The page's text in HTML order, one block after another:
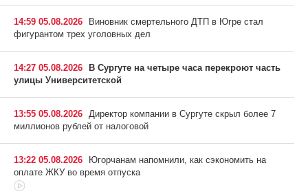
14:59 05.08.2026
Виновник смертельного ДТП в Югре стал
фигурантом трех уголовных дел
14:27 05.08.2026
В Сургуте на четыре часа перекроют часть
улицы Университетской
13:55 05.08.2026 Директор компании в Сургуте скрыл более 7
миллионов рублей от налоговой
13:22 05.08.2026
Югорчанам напомнили, как сэкономить на
оплате ЖКУ во время отпуска